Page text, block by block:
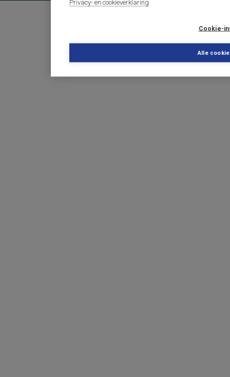
Privacy- en cookieverklaring
Cookie-
Alle